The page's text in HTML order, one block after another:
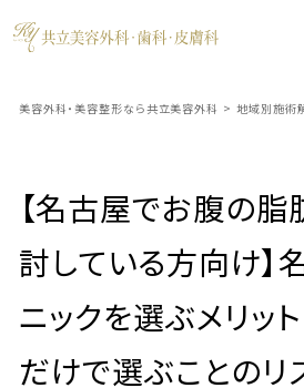
美容外科・美容整形なら共立美容外科 > 地域別施術
【名古屋でお腹の
討している方向け】
ニックを選ぶメリッ
だけで選ぶことのリ